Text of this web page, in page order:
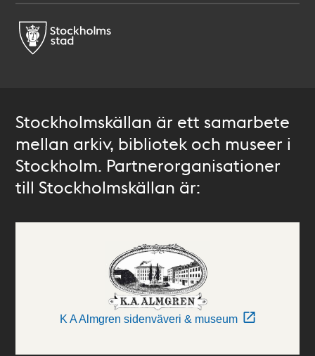
Stockholmskällan är ett samarbete
mellan arkiv, bibliotek och museer i
Stockholm. Partnerorganisationer
till Stockholmskällan är:
K A Almgren sidenväveri & museum